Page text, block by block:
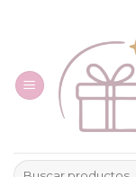
Buscar